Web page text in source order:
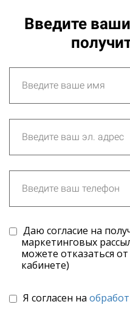
Введите
Даю согласие на
маркетинговых
можете отказаться
кабинете)
Я согласен на